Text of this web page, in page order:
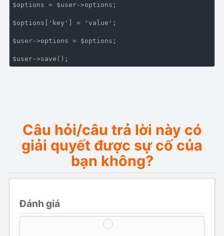
$options = $user->options;
$options[ 'key' ] = 'value' ;
$user->options = $options;
$user->save();
Câu hỏi/câu trả lời này có
giải quyết được sự cố của
bạn không?
Đánh giá